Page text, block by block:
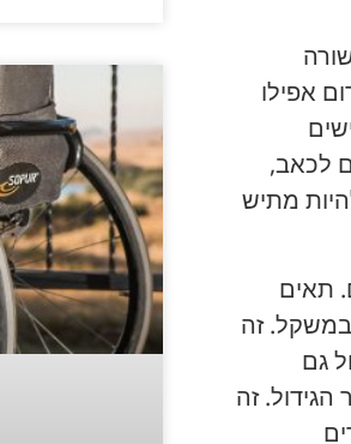
אפילו
לכאב,
מתיש
תאים
במשקל. זה
גם
זה